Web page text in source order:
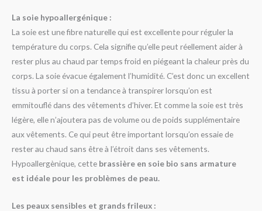
La soie hypoallergénique :
La soie est une fibre naturelle qui est excellente pour réguler la
température du corps. Cela signifie qu’elle peut réellement aider à
rester plus au chaud par temps froid en piégeant la chaleur près du
corps. La soie évacue également l’humidité. C’est donc un excellent
tissu à porter si on a tendance à transpirer lorsqu’on est
emmitouflé dans des vêtements d’hiver. Et comme la soie est très
légère, elle n’ajoutera pas de volume ou de poids supplémentaire
aux vêtements. Ce qui peut être important lorsqu’on essaie de
rester au chaud sans être à l’étroit dans ses vêtements.
Hypoallergènique, cette brassière en soie bio sans armature
est idéale pour les problèmes de peau.
Les peaux sensibles et grands frileux :